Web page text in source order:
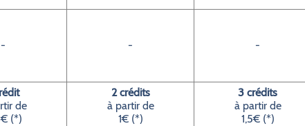
- - -
de
(*)
2 crédits
à partir de
1€ (*)
3 crédits
à partir de
1,5€ (*)